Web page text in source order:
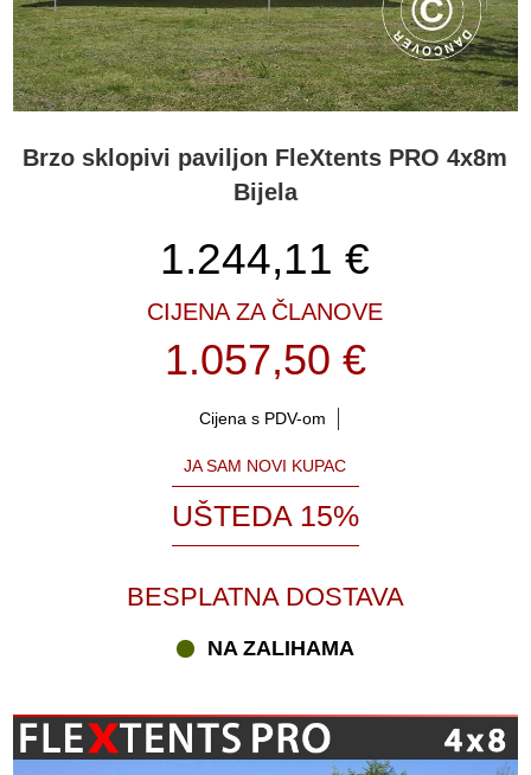
Brzo sklopivi paviljon FleXtents PRO 4x8m
Bijela
1.244,11 €
CIJENA ZA ČLANOVE
1.057,50 €
Cijena s PDV-om
JA SAM NOVI KUPAC
UŠTEDA 15%
BESPLATNA DOSTAVA
NA ZALIHAMA